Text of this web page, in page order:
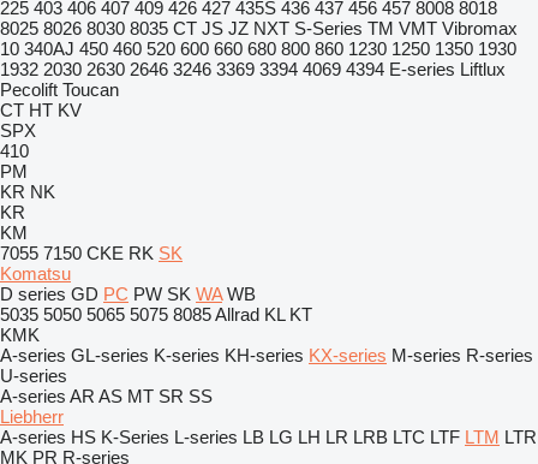
225 403 406 407 409 426 427 435S 436 437 456 457 8008 8018
8025 8026 8030 8035 CT JS JZ NXT S-Series TM VMT Vibromax
10 340AJ 450 460 520 600 660 680 800 860 1230 1250 1350 1930
1932 2030 2630 2646 3246 3369 3394 4069 4394 E-series Liftlux
Pecolift Toucan
CT HT KV
SPX
410
PM
KR NK
KR
KM
7055 7150 CKE RK SK
Komatsu
D series GD PC PW SK WA WB
5035 5050 5065 5075 8085Allrad KL KT
KMK
A-series GL-series K-series KH-series KX-series M-series R-series
U-series
A-series AR AS MT SR SS
Liebherr
A-series HS K-Series L-series LB LG LH LR LRB LTC LTF LTM LTR
MK PR R-series